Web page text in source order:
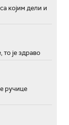
којим дели и
то је здраво
ручице